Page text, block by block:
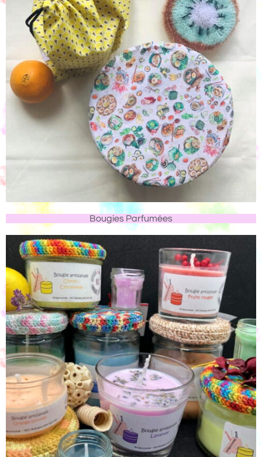
Bougies Parfumées